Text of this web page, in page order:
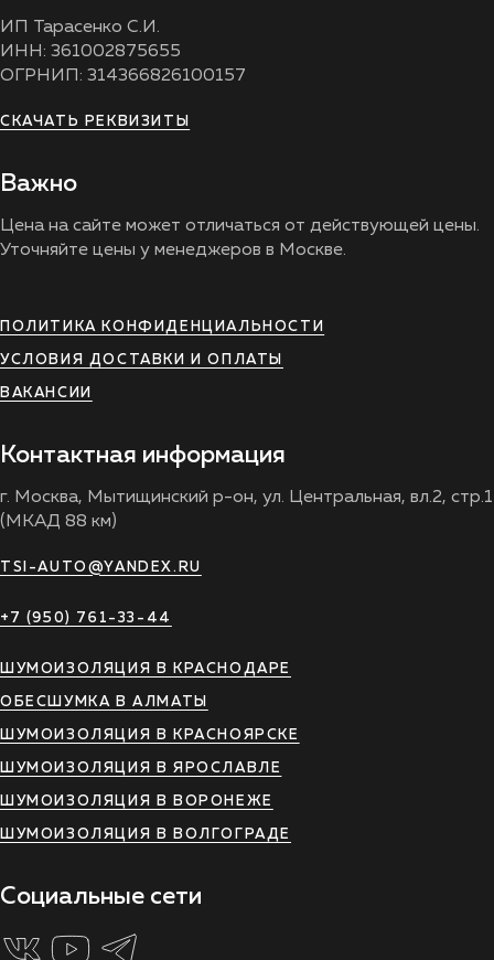
ИП Тарасенко С.И.
ИНН: 361002875655
ОГРНИП: 314366826100157
СКАЧАТЬ РЕКВИЗИТЫ
Важно
Цена на сайте может отличаться от действующей цены.
Уточняйте цены у менеджеров в Москве.
ПОЛИТИКА КОНФИДЕНЦИАЛЬНОСТИ
УСЛОВИЯ ДОСТАВКИ И ОПЛАТЫ
ВАКАНСИИ
Контактная информация
г. Москва, Мытищинский р-он, ул. Центральная, вл.2, стр.1
(МКАД 88 км)
TSI-AUTO@YANDEX.RU
+7 (950) 761-33-44
ШУМОИЗОЛЯЦИЯ В КРАСНОДАРЕ
ОБЕСШУМКА В АЛМАТЫ
ШУМОИЗОЛЯЦИЯ В КРАСНОЯРСКЕ
ШУМОИЗОЛЯЦИЯ В ЯРОСЛАВЛЕ
ШУМОИЗОЛЯЦИЯ В ВОРОНЕЖЕ
ШУМОИЗОЛЯЦИЯ В ВОЛГОГРАДЕ
Социальные сети